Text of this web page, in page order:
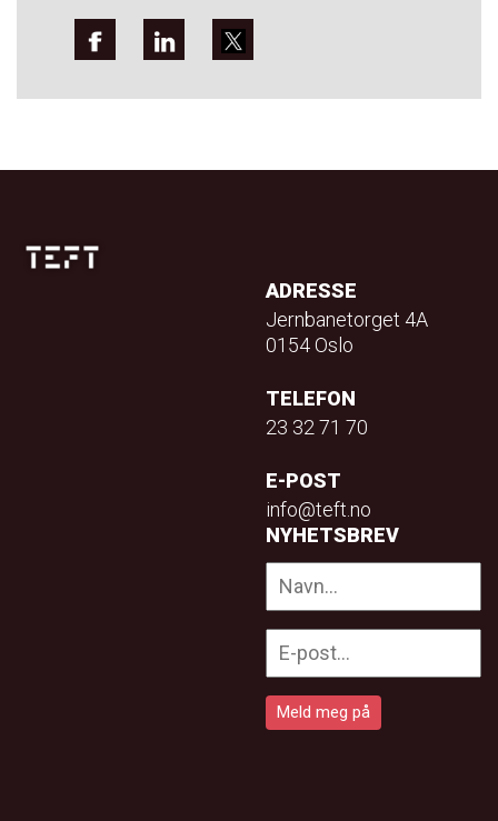
ADRESSE
Jernbanetorget 4A
0154 Oslo
TELEFON
23 32 71 70
E-POST
info@teft.no
NYHETSBREV